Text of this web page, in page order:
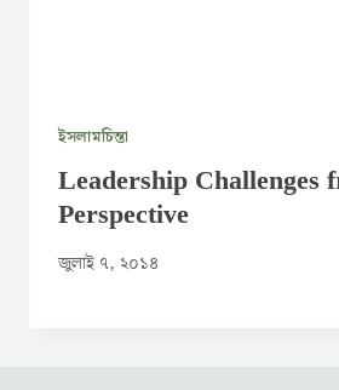
ইসলামচিন্তা
Leadership Challenges
Perspective
জুলাই ৭, ২০১৪